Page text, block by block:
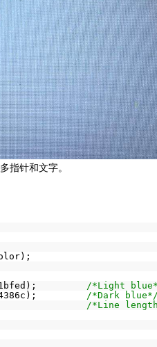
指针和文字。
/*Light
/*Dark blue*/
= 16;
/*Line